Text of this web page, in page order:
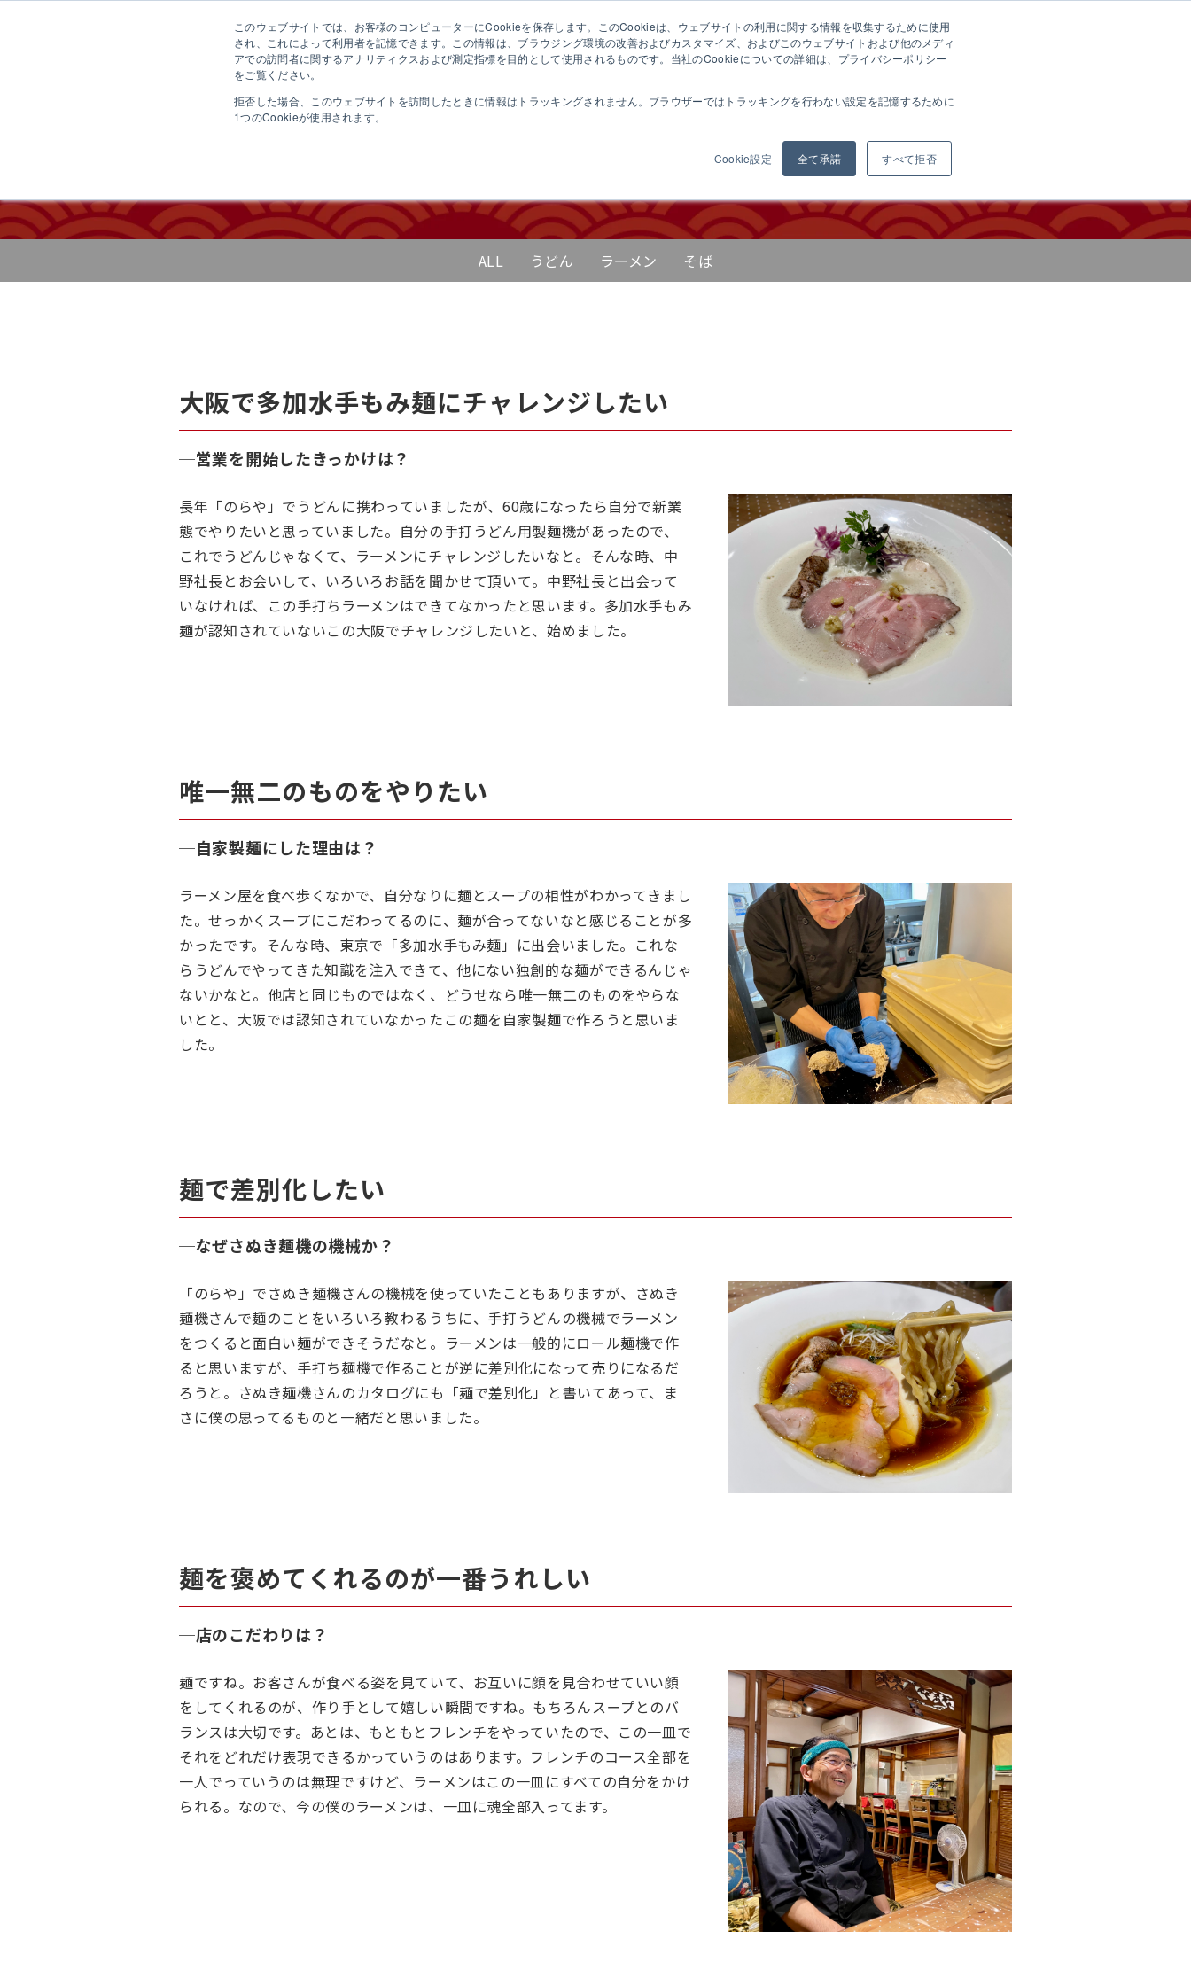
このウェブサイトでは、お客様のコンピューターにCookieを保存します。このCookieは、ウェブサイトの利用に関する情報を収集するために使用
され、これによって利用者を記憶できます。この情報は、ブラウジング環境の改善およびカスタマイズ、およびこのウェブサイトおよび他のメディ
アでの訪問者に関するアナリティクスおよび測定指標を目的として使用されるものです。当社のCookieについての詳細は、プライバシーポリシー
をご覧ください。
拒否した場合、このウェブサイトを訪問したときに情報はトラッキングされません。ブラウザーではトラッキングを行わない設定を記憶するために
1つのCookieが使用されます。
Cookie設定 全て承諾 すべて拒否
さぬき麺機について 製品紹介 麺の学校 試作希望の方へ 会社案内 採用情報
ALL うどん ラーメン そば
大阪で多加水手もみ麺にチャレンジしたい
─営業を開始したきっかけは？
長年「のらや」でうどんに携わっていましたが、60歳になったら自分で新業
態でやりたいと思っていました。自分の手打うどん用製麺機があったので、
これでうどんじゃなくて、ラーメンにチャレンジしたいなと。そんな時、中
野社長とお会いして、いろいろお話を聞かせて頂いて。中野社長と出会って
いなければ、この手打ちラーメンはできてなかったと思います。多加水手もみ
麺が認知されていないこの大阪でチャレンジしたいと、始めました。
唯一無二のものをやりたい
─自家製麺にした理由は？
ラーメン屋を食べ歩くなかで、自分なりに麺とスープの相性がわかってきまし
た。せっかくスープにこだわってるのに、麺が合ってないなと感じることが多
かったです。そんな時、東京で「多加水手もみ麺」に出会いました。これな
らうどんでやってきた知識を注入できて、他にない独創的な麺ができるんじゃ
ないかなと。他店と同じものではなく、どうせなら唯一無二のものをやらな
いとと、大阪では認知されていなかったこの麺を自家製麺で作ろうと思いま
した。
麺で差別化したい
─なぜさぬき麺機の機械か？
「のらや」でさぬき麺機さんの機械を使っていたこともありますが、さぬき
麺機さんで麺のことをいろいろ教わるうちに、手打うどんの機械でラーメン
をつくると面白い麺ができそうだなと。ラーメンは一般的にロール麺機で作
ると思いますが、手打ち麺機で作ることが逆に差別化になって売りになるだ
ろうと。さぬき麺機さんのカタログにも「麺で差別化」と書いてあって、ま
さに僕の思ってるものと一緒だと思いました。
麺を褒めてくれるのが一番うれしい
─店のこだわりは？
麺ですね。お客さんが食べる姿を見ていて、お互いに顔を見合わせていい顔
をしてくれるのが、作り手として嬉しい瞬間ですね。もちろんスープとのバ
ランスは大切です。あとは、もともとフレンチをやっていたので、この一皿で
それをどれだけ表現できるかっていうのはあります。フレンチのコース全部を
一人でっていうのは無理ですけど、ラーメンはこの一皿にすべての自分をかけ
られる。なので、今の僕のラーメンは、一皿に魂全部入ってます。